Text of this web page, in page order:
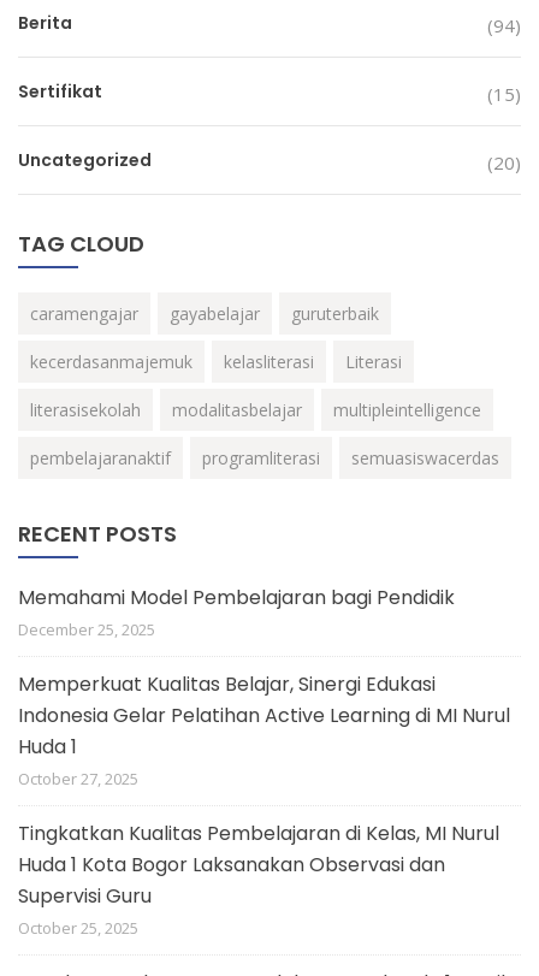
Berita (94)
Sertifikat (15)
Uncategorized (20)
TAG CLOUD
caramengajar gayabelajar guruterbaik
kecerdasanmajemuk kelasliterasi Literasi
literasisekolah modalitasbelajar multipleintelligence
pembelajaranaktif programliterasi semuasiswacerdas
RECENT POSTS
Memahami Model Pembelajaran bagi Pendidik
December 25, 2025
Memperkuat Kualitas Belajar, Sinergi Edukasi
Indonesia Gelar Pelatihan Active Learning di MI Nurul
Huda 1
October 27, 2025
Tingkatkan Kualitas Pembelajaran di Kelas, MI Nurul
Huda 1 Kota Bogor Laksanakan Observasi dan
Supervisi Guru
October 25, 2025